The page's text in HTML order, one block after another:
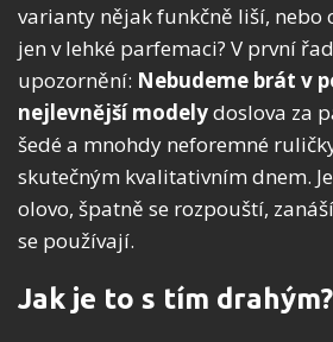
varianty nějak funkčně liší, nebo
jen v lehké parfemaci? V první
upozornění: Nebudeme brát v
nejlevnější modelydoslova za
šedé a mnohdy neforemné
skutečným kvalitativním dnem.
olovo, špatně se rozpouští,
se používají.
Jak je to s tím drahým?